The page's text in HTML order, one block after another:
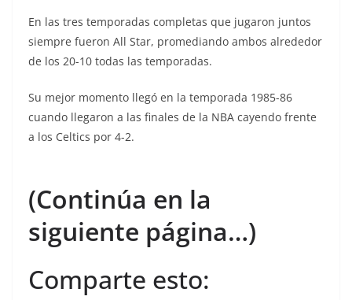
En las tres temporadas completas que jugaron juntos
siempre fueron All Star, promediando ambos alrededor
de los 20-10 todas las temporadas.
Su mejor momento llegó en la temporada 1985-86
cuando llegaron a las finales de la NBA cayendo frente
a los Celtics por 4-2.
(Continúa en la
siguiente página…)
Comparte esto: